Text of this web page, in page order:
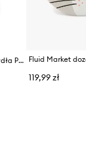
Joseph Joseph dozownik do mydła Presto™
119,99 zł